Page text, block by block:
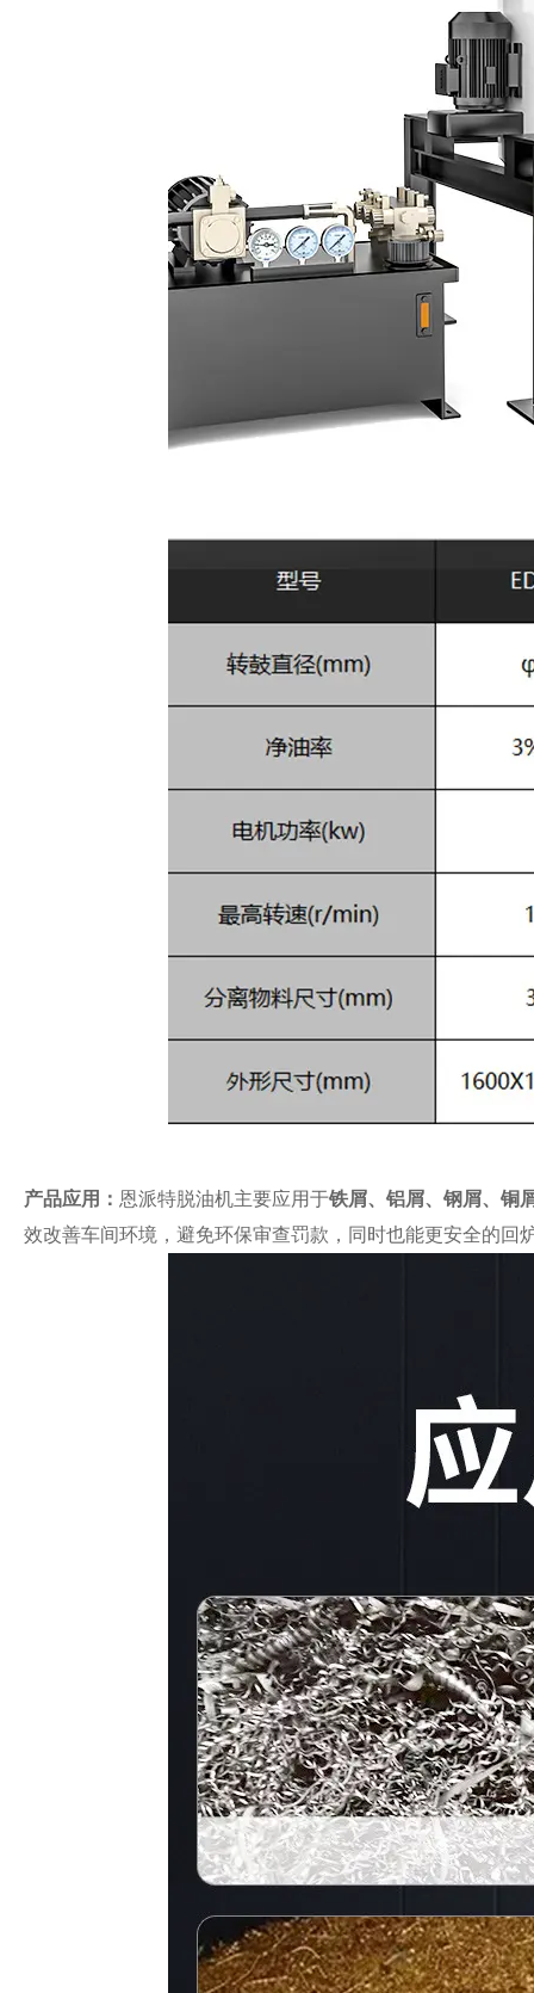
产品应用： 恩派特脱油机主要应用于铁屑、铝屑、钢屑、铜
效改善车间环境，避免环保审查罚款，同时也能更安全的回